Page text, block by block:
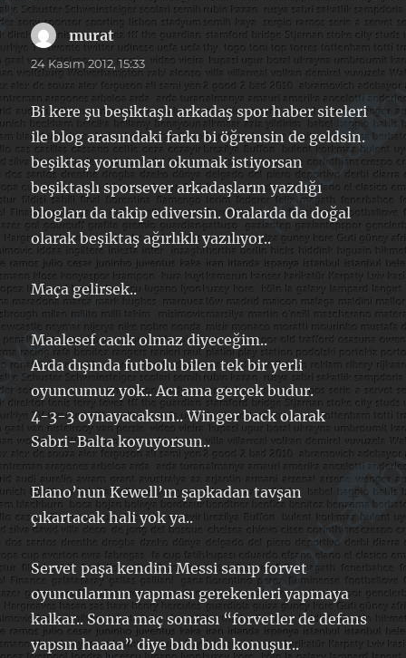
muratdedi
ki:
24 Kasım 2012, 15:33
Bi kere şu beşiktaşlı arkadaş spor haber siteleri
ile blog arasındaki farkı bi öğrensin de geldsin.
beşiktaş yorumları okumak istiyorsan
beşiktaşlı sporsever arkadaşların yazdığı
blogları da takip ediversin. Oralarda da doğal
olarak beşiktaş ağırlıklı yazılıyor..
Maça gelirsek..
Maalesef cacık olmaz diyeceğim..
Arda dışında futbolu bilen tek bir yerli
oyuncumuz yok.. Acı ama gerçek budur.
4-3-3 oynayacaksın.. Winger back olarak
Sabri-Balta koyuyorsun..
Elano’nun Kewell’ın şapkadan tavşan
çıkartacak hali yok ya..
Servet paşa kendini Messi sanıp forvet
oyuncularının yapması gerekenleri yapmaya
kalkar.. Sonra maç sonrası “forvetler de defans
yapsın haaaa” diye bıdı bıdı konuşur..